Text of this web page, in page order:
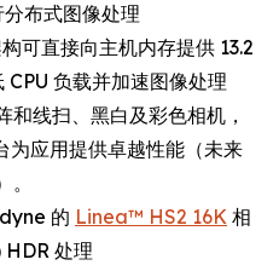
布式图像处理
可直接向主机内存提供 13.2
负载并加速图像处理
线扫、黑白及彩色相机，
应用提供卓越性能（未来
的 Linea™ HS2 16K 相
处理